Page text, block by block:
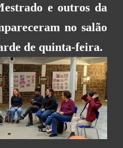
e outros da
no salão
de quinta-feira.